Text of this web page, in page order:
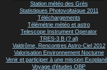
Station météo des Grès
Statistiques Photovoltaïque 2011
Téléchargements
Télémétrie météo et astro
Telescope Instrument Operator
TRES-3 B (? al)
Valdrôme, Rencontres Astro-Ciel 2012
Valorisation Environnement Nocturne
Venir et participer à une mission
Voyage d'études OBP